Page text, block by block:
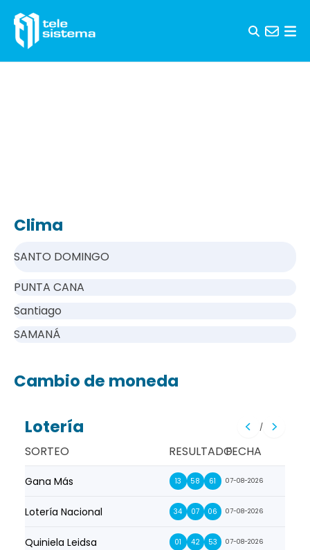
Clima
SANTO DOMINGO
PUNTA CANA
Santiago
SAMANÁ
Cambio de moneda
Lotería /
SORTEO RESULTADOFECHA
Gana Más 13 58 61 07-08-2026
Lotería Nacional 34 07 06 07-08-2026
Quiniela Leidsa 01 42 53 07-08-2026